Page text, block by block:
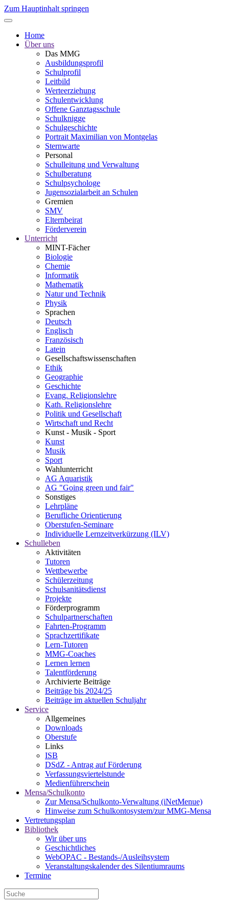
Zum Hauptinhalt springen
Home
Über uns
Das MMG
Ausbildungsprofil
Schulprofil
Leitbild
Werteerziehung
Schulentwicklung
Offene Ganztagsschule
Schulknigge
Schulgeschichte
Portrait Maximilian von Montgelas
Sternwarte
Personal
Schulleitung und Verwaltung
Schulberatung
Schulpsychologe
Jugensozialarbeit an Schulen
Gremien
SMV
Elternbeirat
Förderverein
Unterricht
MINT-Fächer
Biologie
Chemie
Informatik
Mathematik
Natur und Technik
Physik
Sprachen
Deutsch
Englisch
Französisch
Latein
Gesellschaftswissenschaften
Ethik
Geographie
Geschichte
Evang. Religionslehre
Kath. Religionslehre
Politik und Gesellschaft
Wirtschaft und Recht
Kunst - Musik - Sport
Kunst
Musik
Sport
Wahlunterricht
AG Aquaristik
AG "Going green und fair"
Sonstiges
Lehrpläne
Berufliche Orientierung
Oberstufen-Seminare
Individuelle Lernzeitverkürzung (ILV)
Schulleben
Aktivitäten
Tutoren
Wettbewerbe
Schülerzeitung
Schulsanitätsdienst
Projekte
Förderprogramm
Schulpartnerschaften
Fahrten-Programm
Sprachzertifikate
Lern-Tutoren
MMG-Coaches
Lernen lernen
Talentförderung
Archivierte Beiträge
Beiträge bis 2024/25
Beiträge im aktuellen Schuljahr
Service
Allgemeines
Downloads
Oberstufe
Links
ISB
DSdZ - Antrag auf Förderung
Verfassungsviertelstunde
Medienführerschein
Mensa/Schulkonto
Zur Mensa/Schulkonto-Verwaltung (iNetMenue)
Hinweise zum Schulkontosystem/zur MMG-Mensa
Vertretungsplan
Bibliothek
Wir über uns
Geschichtliches
WebOPAC - Bestands-/Ausleihsystem
Veranstaltungskalender des Silentiumraums
Termine